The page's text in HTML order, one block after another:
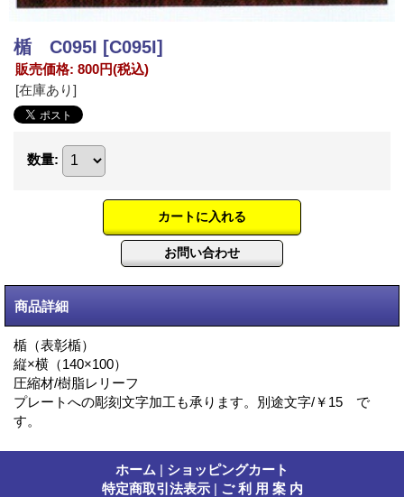
楯 C095I [C095I]
販売価格: 800円(税込)
[在庫あり]
数量:
商品詳細
楯（表彰楯）
縦×横（140×100）
圧縮材/樹脂レリーフ
プレートへの彫刻文字加工も承ります。別途文字/￥15 で
す。
ホーム | ショッピングカート
特定商取引法表示 | ご 利 用 案 内